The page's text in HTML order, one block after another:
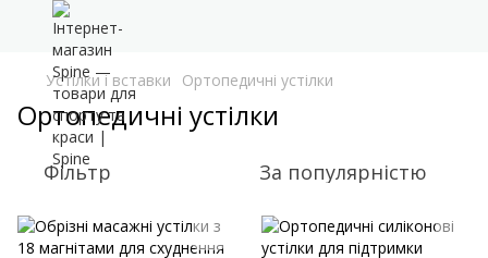
Устілки і вставки Ортопедичні устілки
Ортопедичні устілки
Фільтр За популярністю